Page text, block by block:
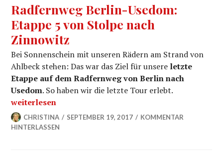
Radfernweg Berlin-Usedom:
Etappe 5 von Stolpe nach
Zinnowitz
Bei Sonnenschein mit unseren Rädern am Strand von
Ahlbeck stehen: Das war das Ziel für unsere letzte
Etappe auf dem Radfernwegvon Berlin nach
Usedom. So haben wir die letzte Tour erlebt.
„Radfernweg Berlin-Usedom: Etappe 5 von Stolpe
weiterlesen
CHRISTINA SEPTEMBER 19, 2017
KOMMENTAR
HINTERLASSEN